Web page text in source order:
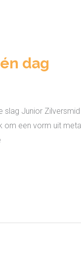
dag
Junior
om een vorm uit